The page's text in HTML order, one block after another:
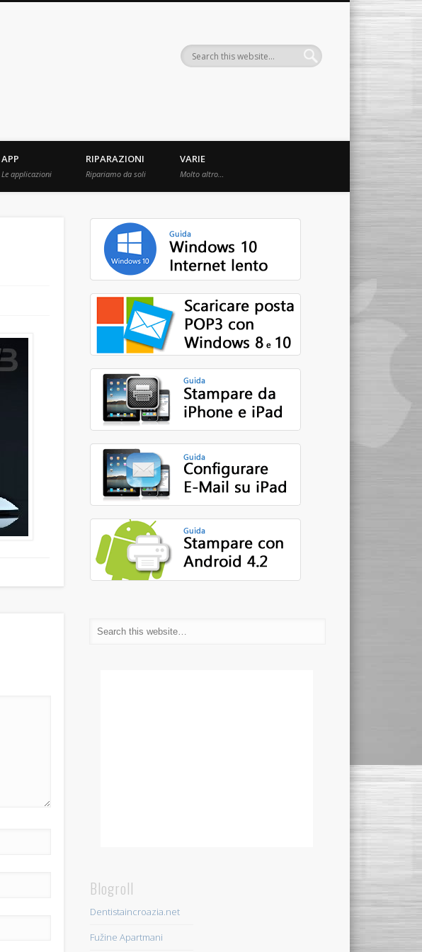
APP
Le applicazioni
RIPARAZIONI
Ripariamo da soli
VARIE
Molto altro…
Blogroll
Dentistaincroazia.net
Fužine Apartmani